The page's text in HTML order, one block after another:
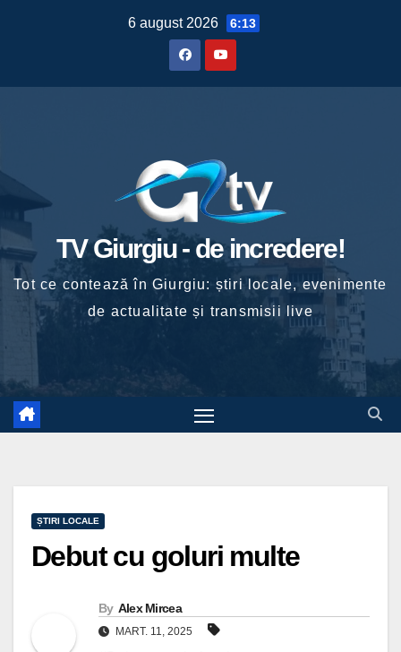
6 august 2026 6:13
TV Giurgiu - de incredere!
Tot ce contează în Giurgiu: știri locale, evenimente
de actualitate și transmisii live
ȘTIRI LOCALE
Debut cu goluri multe
By Alex Mircea
MART. 11, 2025